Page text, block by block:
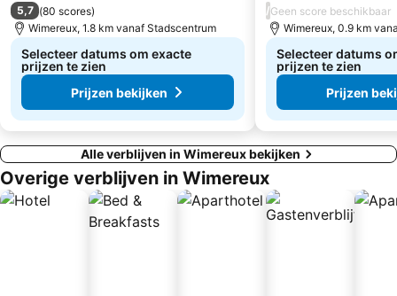
5,7 (80 scores)
Wimereux, 1.8 km vanaf Stadscentrum
Selecteer datums om exacte
prijzen te zien
Prijzen bekijken
/Geen score beschikbaar
Wimereux, 0.9 km
Selecteer datums
prijzen te zien
Prijzen
Alle verblijven in Wimereux bekijken
Overige verblijven in Wimereux